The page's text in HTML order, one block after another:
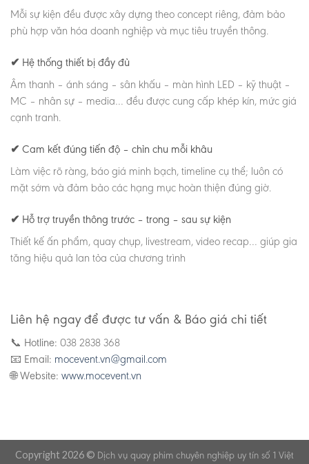
Mỗi sự kiện đều được xây dựng theo concept riêng, đảm bảo
phù hợp văn hóa doanh nghiệp và mục tiêu truyền thông.
✔ Hệ thống thiết bị đầy đủ
Âm thanh – ánh sáng – sân khấu – màn hình LED – kỹ thuật –
MC – nhân sự – media… đều được cung cấp khép kín, mức giá
cạnh tranh.
✔ Cam kết đúng tiến độ – chỉn chu mỗi khâu
Làm việc rõ ràng, báo giá minh bạch, timeline cụ thể; luôn có
mặt sớm và đảm bảo các hạng mục hoàn thiện đúng giờ.
✔ Hỗ trợ truyền thông trước – trong – sau sự kiện
Thiết kế ấn phẩm, quay chụp, livestream, video recap… giúp gia
tăng hiệu quả lan tỏa của chương trình
Liên hệ ngay để được tư vấn & Báo giá chi tiết
📞 Hotline: 038 2838 368
📧 Email: mocevent.vn@gmail.com
🌐Website: www.mocevent.vn
Copyright 2026 © Dịch vụ quay phim chuyên nghiệp uy tín số 1 Việt